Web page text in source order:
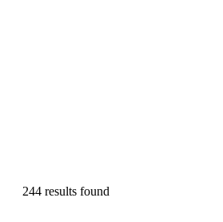
244 results found